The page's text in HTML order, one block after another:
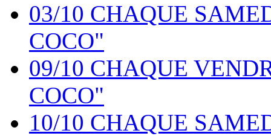
03/10 CHAQUE
COCO"
09/10 CHAQUE
COCO"
10/10 CHAQUE